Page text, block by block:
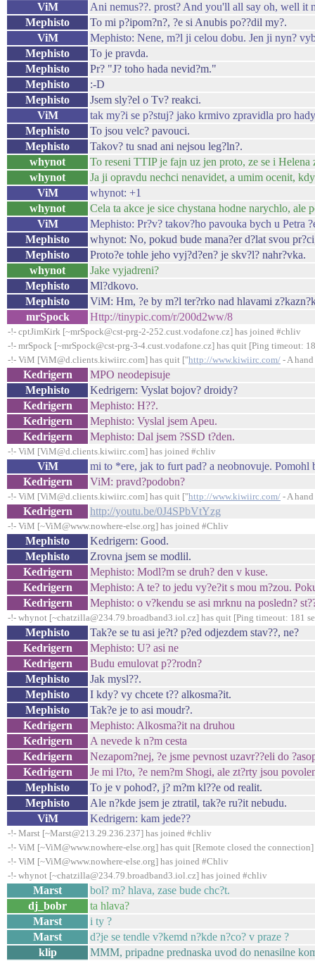
ViM
Ani nemus??. prost? And you'll all say oh, well it
Mephisto
To mi p?ipom?n?, ?e si Anubis po??dil my?.
ViM
Mephisto: Nene, m?l ji celou dobu. Jen ji nyn?
Mephisto
To je pravda.
Mephisto
Pr? "J? toho hada nevid?m."
Mephisto
:-D
Mephisto
Jsem sly?el o Tv? reakci.
ViM
tak my?i se p?stuj? jako krmivo zpravidla pro
Mephisto
To jsou velc? pavouci.
Mephisto
Takov? tu snad ani nejsou leg?ln?.
whynot
To reseni TTIP je fajn uz jen proto, ze se i Helena
whynot
Ja ji opravdu nechci nenavidet, a umim ocenit,
ViM
whynot: +1
whynot
Cela ta akce je sice chystana hodne narychlo,
ViM
Mephisto: Pr?v? takov?ho pavouka bych u Petra
Mephisto
whynot: No, pokud bude mana?er d?lat svou
Mephisto
Proto?e tohle jeho vyj?d?en? je skv?l? nahr?vka.
whynot
Jake vyjadreni?
Mephisto
Ml?dkovo.
Mephisto
ViM: Hm, ?e by m?l ter?rko nad hlavami
mrSpock
Http://tinypic.com/r/200d2ww/8
-!- cptJimKirk [~mrSpock@cst-prg-2-252.cust.vodafone.cz] has joined #chliv
-!- mrSpock [~mrSpock@cst-prg-3-4.cust.vodafone.cz] has quit [Ping timeout:
-!- ViM [ViM@d.clients.kiwiirc.com] has quit ["http://www.kiwiirc.com/ - A
Kedrigern
MPO neodepisuje
Mephisto
Kedrigern: Vyslat bojov? droidy?
Kedrigern
Mephisto: H??.
Kedrigern
Mephisto: Vyslal jsem Apeu.
Kedrigern
Mephisto: Dal jsem ?SSD t?den.
-!- ViM [ViM@d.clients.kiwiirc.com] has joined #chliv
ViM
mi to *ere, jak to furt pad? a neobnovuje. Pomohl
Kedrigern
ViM: pravd?podobn?
-!- ViM [ViM@d.clients.kiwiirc.com] has quit ["http://www.kiwiirc.com/ - A
Kedrigern http://youtu.be/0J4SPbVtYzg
-!- ViM [~ViM@www.nowhere-else.org] has joined #Chliv
Mephisto
Kedrigern: Good.
Mephisto
Zrovna jsem se modlil.
Kedrigern
Mephisto: Modl?m se druh? den v kuse.
Kedrigern
Mephisto: A te? to jedu vy?e?it s mou m?zou.
Kedrigern
Mephisto: o v?kendu se asi mrknu na posledn?
-!- whynot [~chatzilla@234.79.broadband3.iol.cz] has quit [Ping timeout: 181
Mephisto
Tak?e se tu asi je?t? p?ed odjezdem stav??, ne?
Kedrigern
Mephisto: U? asi ne
Kedrigern
Budu emulovat p??rodn?
Mephisto
Jak mysl??.
Mephisto
I kdy? vy chcete t?? alkosma?it.
Mephisto
Tak?e je to asi moudr?.
Kedrigern
Mephisto: Alkosma?it na druhou
Kedrigern
A nevede k n?m cesta
Kedrigern
Nezapom?nej, ?e jsme pevnost uzavr??eli do
Kedrigern
Je mi l?to, ?e nem?m Shogi, ale zt?rty jsou
Mephisto
To je v pohod?, j? m?m kl??e od realit.
Mephisto
Ale n?kde jsem je ztratil, tak?e ru?it nebudu.
ViM
Kedrigern: kam jede??
-!- Marst [~Marst@213.29.236.237] has joined #chliv
-!- ViM [~ViM@www.nowhere-else.org] has quit [Remote closed the connection]
-!- ViM [~ViM@www.nowhere-else.org] has joined #Chliv
-!- whynot [~chatzilla@234.79.broadband3.iol.cz] has joined #chliv
Marst
bol? m? hlava, zase bude chc?t.
dj_bobr
ta hlava?
Marst
i ty ?
Marst
d?je se tendle v?kemd n?kde n?co? v praze ?
klip
MMM, pripadne prednaska uvod do nenasilne